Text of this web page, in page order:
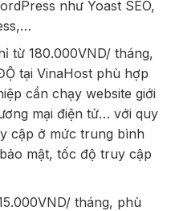
như Yoast SEO,
từ 180.000VND/ tháng,
tại VinaHost phù hợp
cần chạy website giới
mại điện tử… với quy
cập ở mức trung bình
mật, tốc độ truy cập
tháng, phù